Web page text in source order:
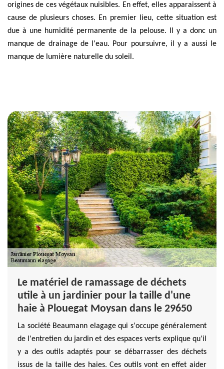
origines de ces végétaux nuisibles. En effet, elles apparaissent à
cause de plusieurs choses. En premier lieu, cette situation est
due à une humidité permanente de la pelouse. Il y a donc un
manque de drainage de l'eau. Pour poursuivre, il y a aussi le
manque de lumière naturelle du soleil.
Le matériel de ramassage de déchets
utile à un jardinier pour la taille d'une
haie à Plouegat Moysan dans le 29650
La société Beaumann elagage qui s'occupe généralement
de l'entretien du jardin et des espaces verts explique qu'il
y a des outils adaptés pour se débarrasser des déchets
issus de la taille des haies. Ces outils vont en effet aider